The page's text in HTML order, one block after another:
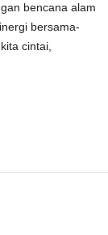
bencana alam
bersama-
cintai,